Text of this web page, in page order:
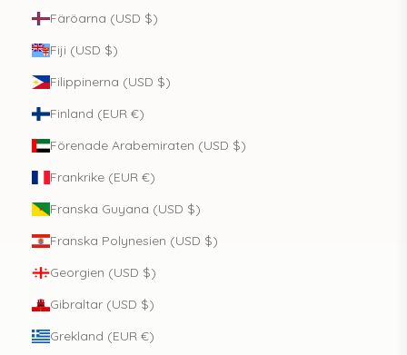
Färöarna (USD $)
Fiji (USD $)
Filippinerna (USD $)
Finland (EUR €)
Förenade Arabemiraten (USD $)
Frankrike (EUR €)
Franska Guyana (USD $)
Franska Polynesien (USD $)
Georgien (USD $)
Gibraltar (USD $)
Grekland (EUR €)